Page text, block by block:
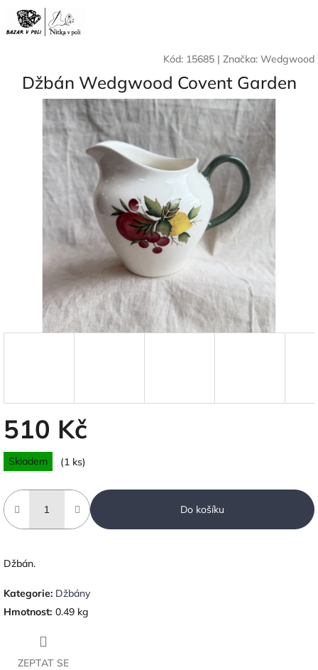
obsah
Kód: 15685 | Značka: Wedgwood
Džbán Wedgwood Covent Garden
510 Kč
Měrná
cena:
Skladem (1 ks)
Do košíku
Džbán.
Kategorie: Džbány
Hmotnost: 0.49 kg
ZEPTAT SE